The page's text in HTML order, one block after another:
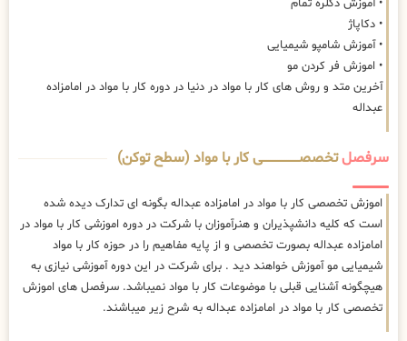
• آموزش دکلره تمام
• دکاپاژ
• آموزش شامپو شیمیایی
• اموزش فر کردن مو
آخرین متد و روش های کار با مواد در دنیا در دوره کار با مواد در امامزاده
عبداله
سرفصلتخصصــــــــــــــــــــی کار با مواد (سطح توکن)
اموزش تخصصی کار با مواد در امامزاده عبداله بگونه ای تدارک دیده شده
است که کلیه دانشپذیران و هنرآموزان با شرکت در دوره اموزشی کار با مواد در
امامزاده عبداله بصورت تخصصی و از پایه مفاهیم را در حوزه کار با مواد
شیمیایی مو آموزش خواهند دید . برای شرکت در این دوره آموزشی نیازی به
هیچگونه آشنایی قبلی با موضوعات کار با مواد نمیباشد. سرفصل های اموزش
تخصصی کار با مواد در امامزاده عبداله به شرح زیر میباشند.